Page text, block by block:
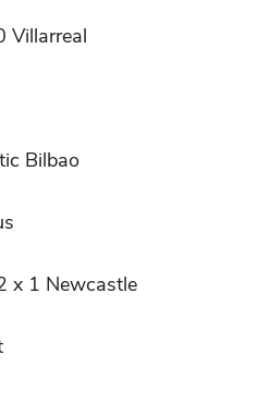
Villarreal
Bilbao
x 1 Newcastle